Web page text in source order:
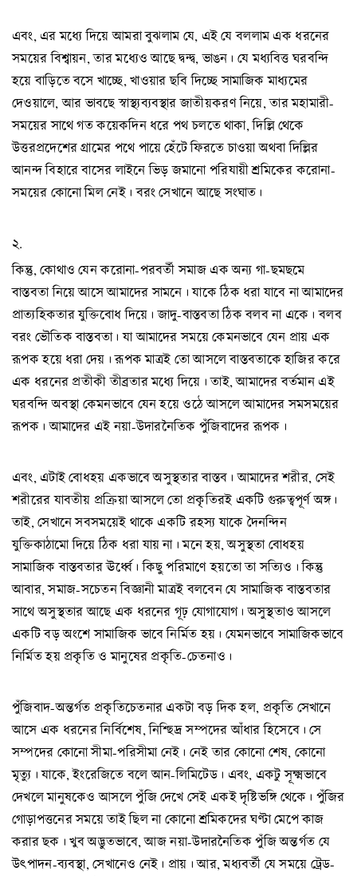
এবং, এর মধ্যে দিয়ে আমরা বুঝলাম যে, এই যে বললাম এক ধরনের
সময়ের বিশ্বায়ন, তার মধ্যেও আছে দ্বন্দ্ব, ভাঙন। যে মধ্যবিত্ত ঘরবন্দি
হয়ে বাড়িতে বসে খাচ্ছে, খাওয়ার ছবি দিচ্ছে সামাজিক মাধ্যমের
দেওয়ালে, আর ভাবছে স্বাস্থ্যব্যবস্থার জাতীয়করণ নিয়ে, তার মহামারী-
সময়ের সাথে গত কয়েকদিন ধরে পথ চলতে থাকা, দিল্লি থেকে
উত্তরপ্রদেশের গ্রামের পথে পায়ে হেঁটে ফিরতে চাওয়া অথবা দিল্লির
আনন্দ বিহারে বাসের লাইনে ভিড় জমানো পরিযায়ী শ্রমিকের করোনা-
সময়ের কোনো মিল নেই। বরং সেখানে আছে সংঘাত।
২.
কিন্তু, কোথাও যেন করোনা-পরবর্তী সমাজ এক অন্য গা-ছমছমে
বাস্তবতা নিয়ে আসে আমাদের সামনে। যাকে ঠিক ধরা যাবে না আমাদের
প্রাত্যহিকতার যুক্তিবোধ দিয়ে। জাদু-বাস্তবতা ঠিক বলব না একে। বলব
বরং ভৌতিক বাস্তবতা। যা আমাদের সময়ে কেমনভাবে যেন প্রায় এক
রূপক হয়ে ধরা দেয়। রূপক মাত্রই তো আসলে বাস্তবতাকে হাজির করে
এক ধরনের প্রতীকী তীব্রতার মধ্যে দিয়ে। তাই, আমাদের বর্তমান এই
ঘরবন্দি অবস্থা কেমনভাবে যেন হয়ে ওঠে আসলে আমাদের সমসময়ের
রূপক। আমাদের এই নয়া-উদারনৈতিক পুঁজিবাদের রূপক।
এবং, এটাই বোধহয় একভাবে অসুস্থতার বাস্তব। আমাদের শরীর, সেই
শরীরের যাবতীয় প্রক্রিয়া আসলে তো প্রকৃতিরই একটি গুরুত্বপূর্ণ অঙ্গ।
তাই, সেখানে সবসময়েই থাকে একটি রহস্য যাকে দৈনন্দিন
যুক্তিকাঠামো দিয়ে ঠিক ধরা যায় না। মনে হয়, অসুস্থতা বোধহয়
সামাজিক বাস্তবতার ঊর্ধ্বে। কিছু পরিমাণে হয়তো তা সত্যিও। কিন্তু
আবার, সমাজ-সচেতন বিজ্ঞানী মাত্রই বলবেন যে সামাজিক বাস্তবতার
সাথে অসুস্থতার আছে এক ধরনের গূঢ় যোগাযোগ। অসুস্থতাও আসলে
একটি বড় অংশে সামাজিক ভাবে নির্মিত হয়। যেমনভাবে সামাজিকভাবে
নির্মিত হয় প্রকৃতি ও মানুষের প্রকৃতি-চেতনাও।
পুঁজিবাদ-অন্তর্গত প্রকৃতিচেতনার একটা বড় দিক হল, প্রকৃতি সেখানে
আসে এক ধরনের নির্বিশেষ, নিশ্ছিদ্র সম্পদের আঁধার হিসেবে। সে
সম্পদের কোনো সীমা-পরিসীমা নেই। নেই তার কোনো শেষ, কোনো
মৃত্যু। যাকে, ইংরেজিতে বলে আন-লিমিটেড। এবং, একটু সূক্ষ্মভাবে
দেখলে মানুষকেও আসলে পুঁজি দেখে সেই একই দৃষ্টিভঙ্গি থেকে। পুঁজির
গোড়াপত্তনের সময়ে তাই ছিল না কোনো শ্রমিকদের ঘণ্টা মেপে কাজ
করার ছক। খুব অদ্ভুতভাবে, আজ নয়া-উদারনৈতিক পুঁজি অন্তর্গত যে
উৎপাদন-ব্যবস্থা, সেখানেও নেই। প্রায়। আর, মধ্যবর্তী যে সময়ে ট্রেড-